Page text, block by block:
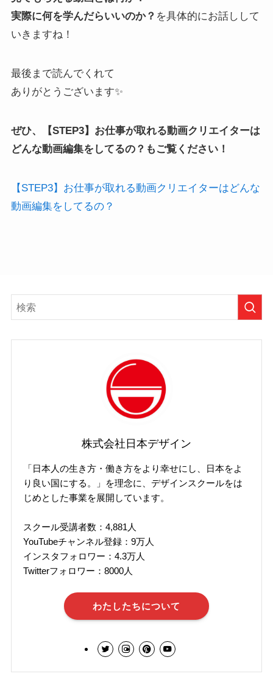
実際に何を学んだらいいのか？ を具体的にお話しして
いきますね！
最後まで読んでくれて
ありがとうございます✨
ぜひ、【STEP3】お仕事が取れる動画クリエイターは
どんな動画編集をしてるの？もご覧ください！
【STEP3】お仕事が取れる動画クリエイターはどんな
動画編集をしてるの？
株式会社日本デザイン
「日本人の生き方・働き方をより幸せにし、日本をよ
り良い国にする。」を理念に、デザインスクールをは
じめとした事業を展開しています。
スクール受講者数：4,881人
YouTubeチャンネル登録：9万人
インスタフォロワー：4.3万人
Twitterフォロワー：8000人
わたしたちについて